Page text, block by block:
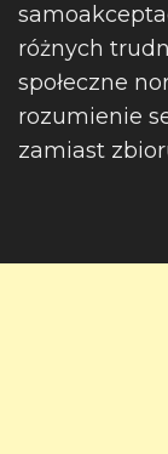
różnych
społeczne
rozumienie
zamiast